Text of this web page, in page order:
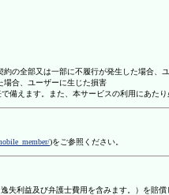
の全部又は一部に不履行が発生した場合、
場合、ユーザーに生じた損害
えます。また、本サービスの利用にあた
)をご参照ください。
失利益及び弁護士費用を含みます。）を賠償